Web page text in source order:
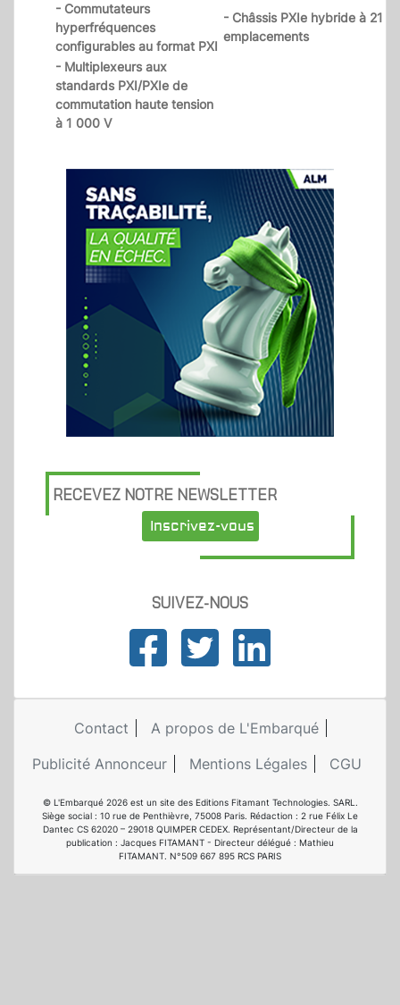
- Commutateurs
hyperfréquences
configurables au format PXI
- Châssis PXIe hybride à 21
emplacements
- Multiplexeurs aux
standards PXI/PXIe de
commutation haute tension
à 1 000 V
RECEVEZ NOTRE NEWSLETTER
Inscrivez-vous
SUIVEZ-NOUS
Contact
A propos de L'Embarqué
Publicité Annonceur
Mentions Légales CGU
© L'Embarqué 2026 est un site des Editions Fitamant Technologies. SARL.
Siège social : 10 rue de Penthièvre, 75008 Paris. Rédaction : 2 rue Félix Le
Dantec CS 62020 – 29018 QUIMPER CEDEX. Représentant/Directeur de la
publication : Jacques FITAMANT - Directeur délégué : Mathieu
FITAMANT. N°509 667 895 RCS PARIS